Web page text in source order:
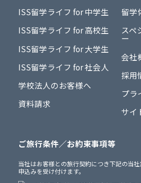
ISS留学ライフ for 中学生
ISS留学ライフ for 高校生
ISS留学ライフ for 大学生
ISS留学ライフ for 社会人
学校法人のお客様へ
資料請求
留学
スペ
ー
会社
採用
プラ
サイ
ご旅行条件／お約束事項等
当社はお客様との旅行契約につき下記の当
申込みを受け付けます。